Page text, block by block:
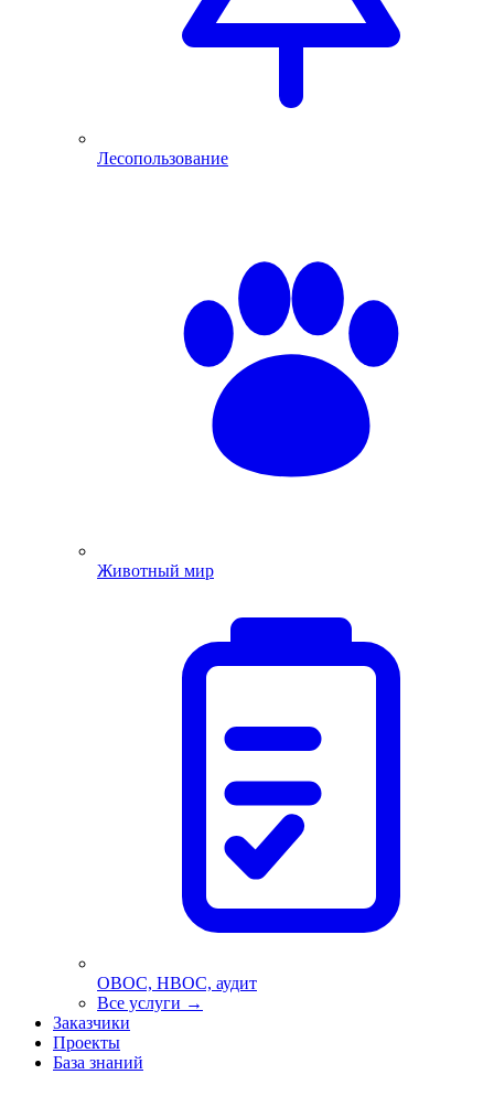
Лесопользование
Животный мир
ОВОС, НВОС, аудит
Все услуги →
Заказчики
Проекты
База знаний